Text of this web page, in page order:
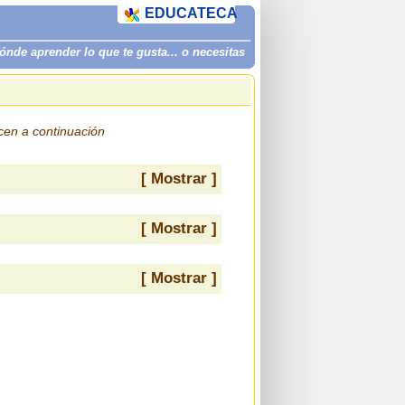
aprender lo que te gusta... o necesitas
EDUCATECA
a continuación
[ Mostrar ]
[ Mostrar ]
[ Mostrar ]